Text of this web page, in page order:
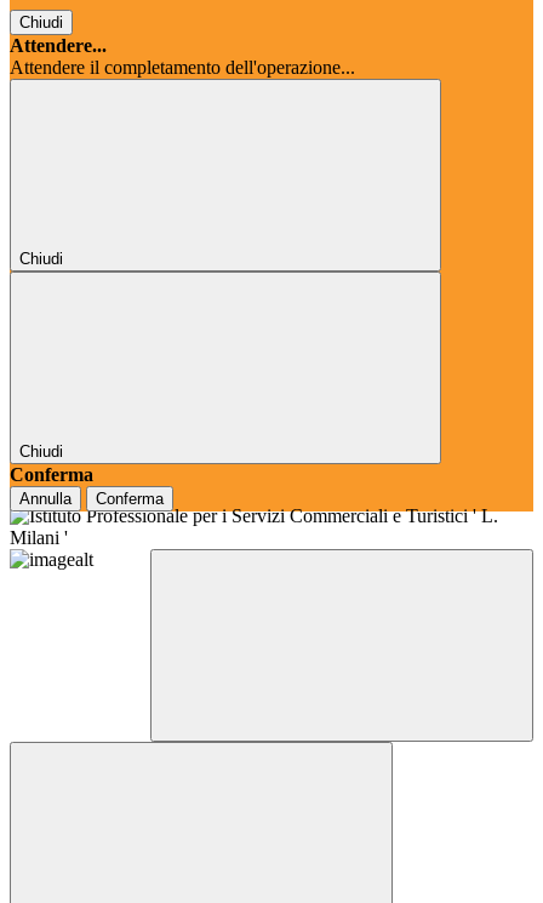
Chiudi
Attendere...
Attendere il completamento dell'operazione...
Chiudi
Chiudi
Conferma
Annulla Conferma